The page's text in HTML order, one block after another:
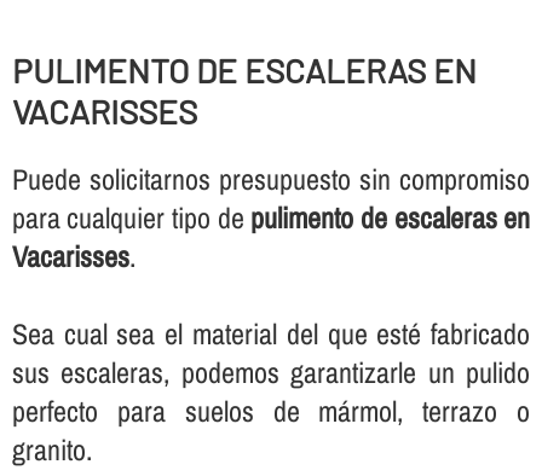
PULIMENTO DE ESCALERAS EN
VACARISSES
Puede solicitarnos presupuesto sin compromiso
para cualquier tipo de pulimento de escaleras en
Vacarisses.
Sea cual sea el material del que esté fabricado
sus escaleras, podemos garantizarle un pulido
perfecto para suelos de mármol, terrazo o
granito.